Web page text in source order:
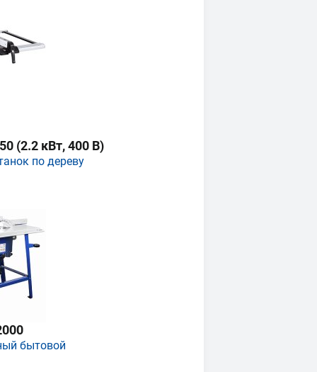
(2.2 кВт, 400 В)
по дереву
бытовой